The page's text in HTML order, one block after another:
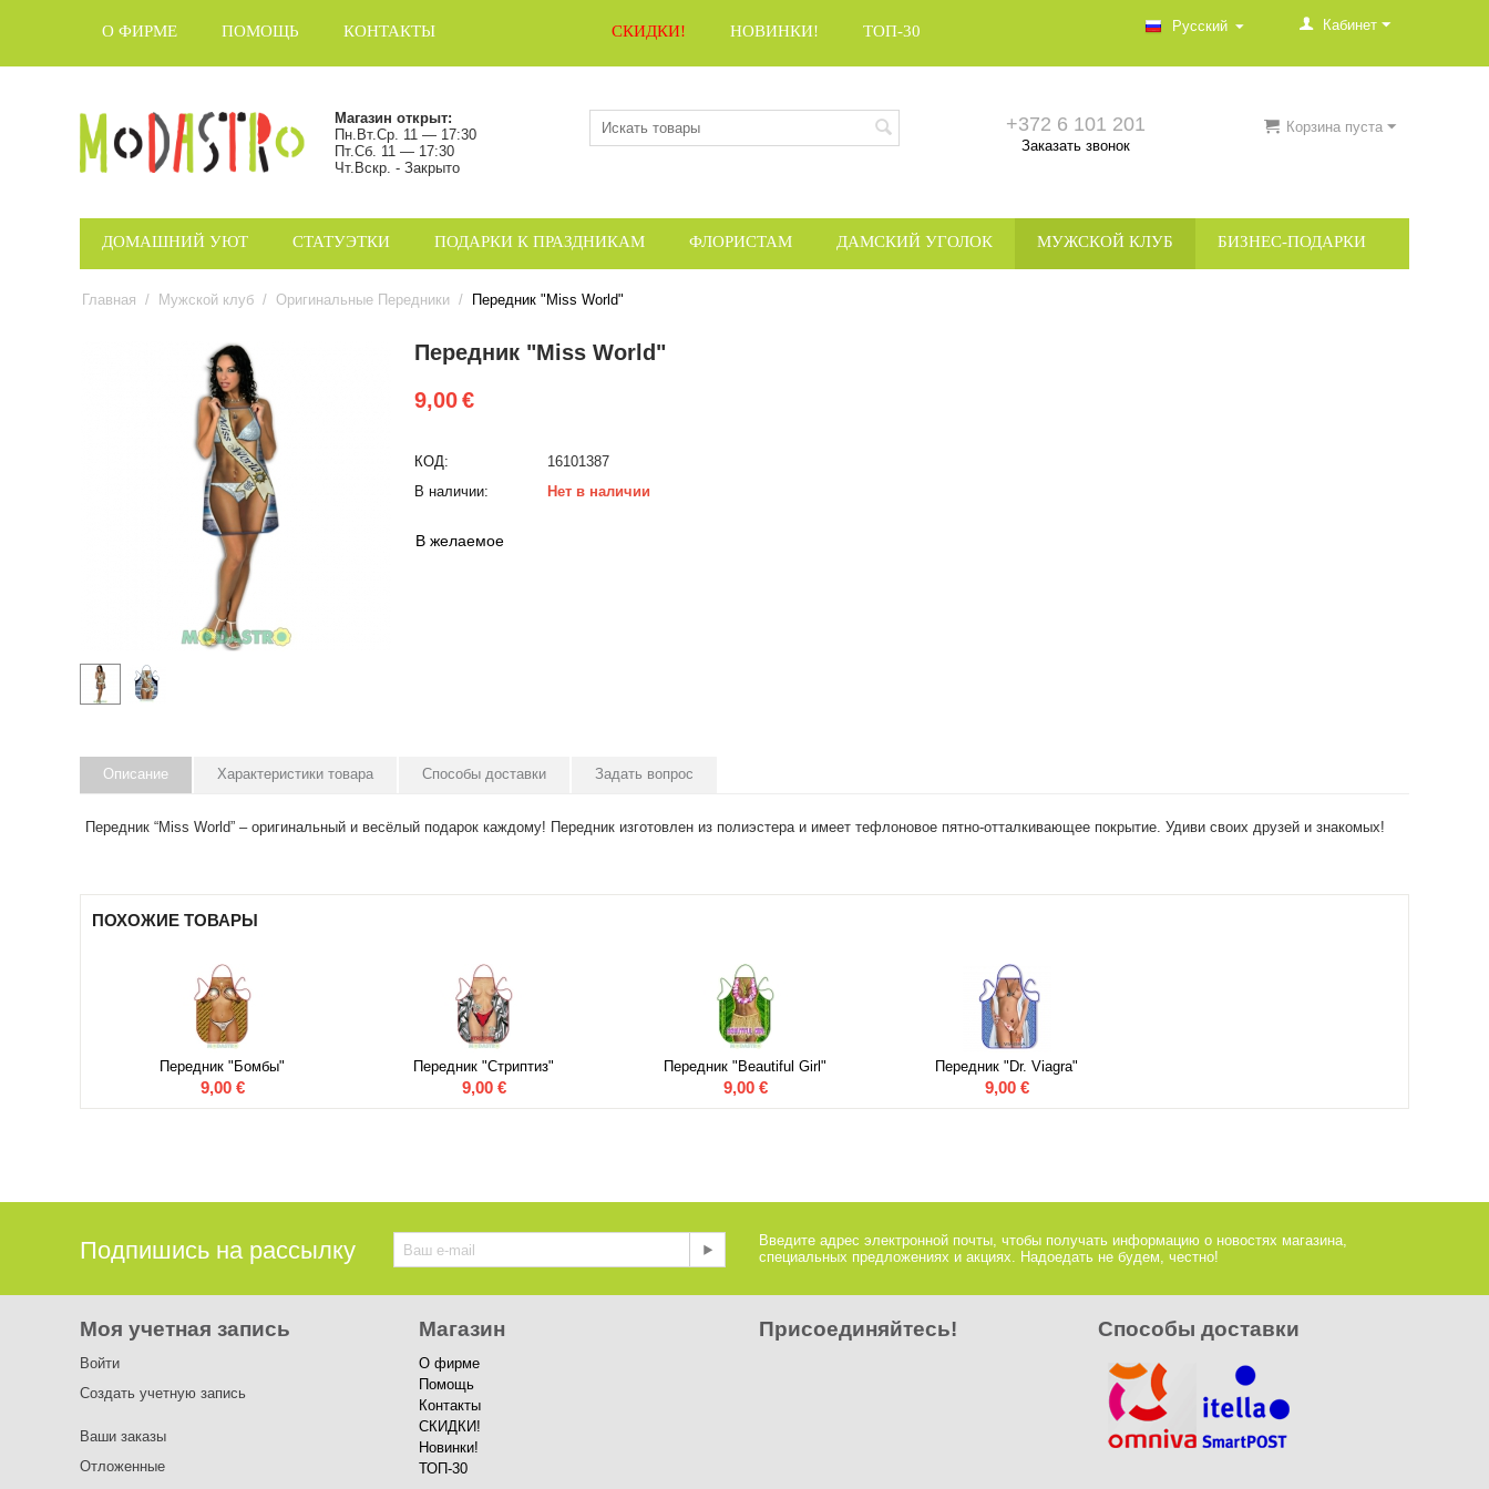
О ФИРМЕ ПОМОЩЬ КОНТАКТЫ СКИДКИ! НОВИНКИ! ТОП-30 Кабинет
Русский
Магазин открыт:
Пн.Вт.Ср. 11 — 17:30
Пт.Сб. 11 — 17:30
Чт.Вскр. - Закрыто
+372 6 101 201
Заказать звонок
Корзина пуста
ДОМАШНИЙ УЮТ СТАТУЭТКИ ПОДАРКИ К ПРАЗДНИКАМ ФЛОРИСТАМ ДАМСКИЙ УГОЛОК МУЖСКОЙ КЛУБ БИЗНЕС-ПОДАРКИ
Главная / Мужской клуб / Оригинальные Передники / Передник "Miss World"
Передник "Miss World"
9,00€
КОД:
16101387
В наличии:
Нет в наличии
В желаемое
Описание Характеристики товара Способы доставки Задать вопрос
Передник “Miss World” – оригинальный и весёлый подарок каждому! Передник изготовлен из полиэстера и имеет тефлоновое пятно-отталкивающее покрытие. Удиви своих друзей и знакомых!
ПОХОЖИЕ ТОВАРЫ
Передник "Бомбы"
9,00 €
Передник "Стриптиз"
9,00 €
Передник "Beautiful Girl"
9,00 €
Передник "Dr. Viagra"
9,00 €
Подпишись на рассылку
Введите адрес электронной почты, чтобы получать информацию о новостях магазина,
специальных предложениях и акциях. Надоедать не будем, честно!
Моя учетная запись
Войти
Создать учетную запись
Ваши заказы
Отложенные
Магазин
О фирме
Помощь
Контакты
СКИДКИ!
Новинки!
ТОП-30
Присоединяйтесь! Способы доставки